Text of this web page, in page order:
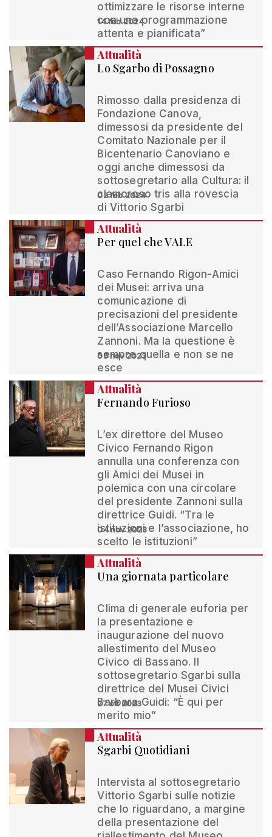
ottimizzare le risorse interne
con una programmazione
attenta e pianificata”
14 feb 2024
Attualità
Lo Sgarbo di Possagno
Rimosso dalla presidenza di
Fondazione Canova,
dimessosi da presidente del
Comitato Nazionale per il
Bicentenario Canoviano e
oggi anche dimessosi da
sottosegretario alla Cultura: il
clamoroso tris alla rovescia
di Vittorio Sgarbi
02 feb 2024
Attualità
Per quel che VALE
Caso Fernando Rigon-Amici
dei Musei: arriva una
comunicazione di
precisazioni del presidente
dell’Associazione Marcello
Zannoni. Ma la questione è
sempre quella e non se ne
esce
05 nov 2023
Attualità
Fernando Furioso
L’ex direttore del Museo
Civico Fernando Rigon
annulla una conferenza con
gli Amici dei Musei in
polemica con una circolare
del presidente Zannoni sulla
direttrice Guidi. “Tra le
istituzioni e l’associazione, ho
scelto le istituzioni”
04 nov 2023
Attualità
Una giornata particolare
Clima di generale euforia per
la presentazione e
inaugurazione del nuovo
allestimento del Museo
Civico di Bassano. Il
sottosegretario Sgarbi sulla
direttrice del Musei Civici
Barbara Guidi: “È qui per
merito mio”
27 ott 2023
Attualità
Sgarbi Quotidiani
Intervista al sottosegretario
Vittorio Sgarbi sulle notizie
che lo riguardano, a margine
della presentazione del